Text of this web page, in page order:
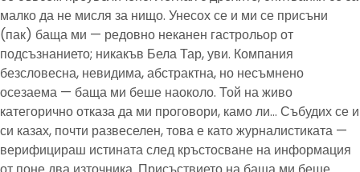
малко да не мисля за нищо. Унесох се и ми се присъни
(пак) баща ми — редовно неканен гастрольор от
подсъзнанието; никакъв Бела Тар, уви. Компания
безсловесна, невидима, абстрактна, но несъмнено
осезаема — баща ми беше наоколо. Той на живо
категорично отказа да ми проговори, камо ли… Събудих се и
си казах, почти развеселен, това е като журналистиката —
верифицираш истината след кръстосване на информация